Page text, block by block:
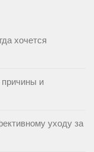
хочется
и
уходу за